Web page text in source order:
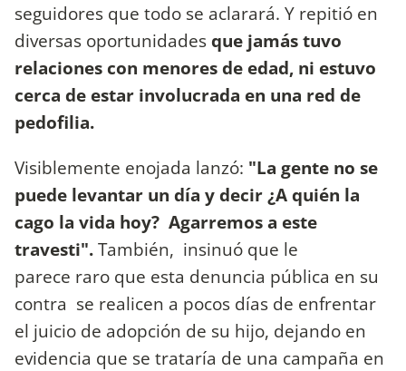
seguidores que todo se aclarará. Y repitió en
diversas oportunidadesque jamás tuvo
relaciones con menores de edad, ni estuvo
cerca de estar involucrada en una red de
pedofilia.
Visiblemente enojada lanzó: "La gente no se
puede levantar un día y decir ¿A quién la
cago la vida hoy? Agarremos a este
travesti".También, insinuó que le
parece raro que esta denuncia pública en su
contra se realicen a pocos días de enfrentar
el juicio de adopción de su hijo, dejando en
evidencia que se trataría de una campaña en